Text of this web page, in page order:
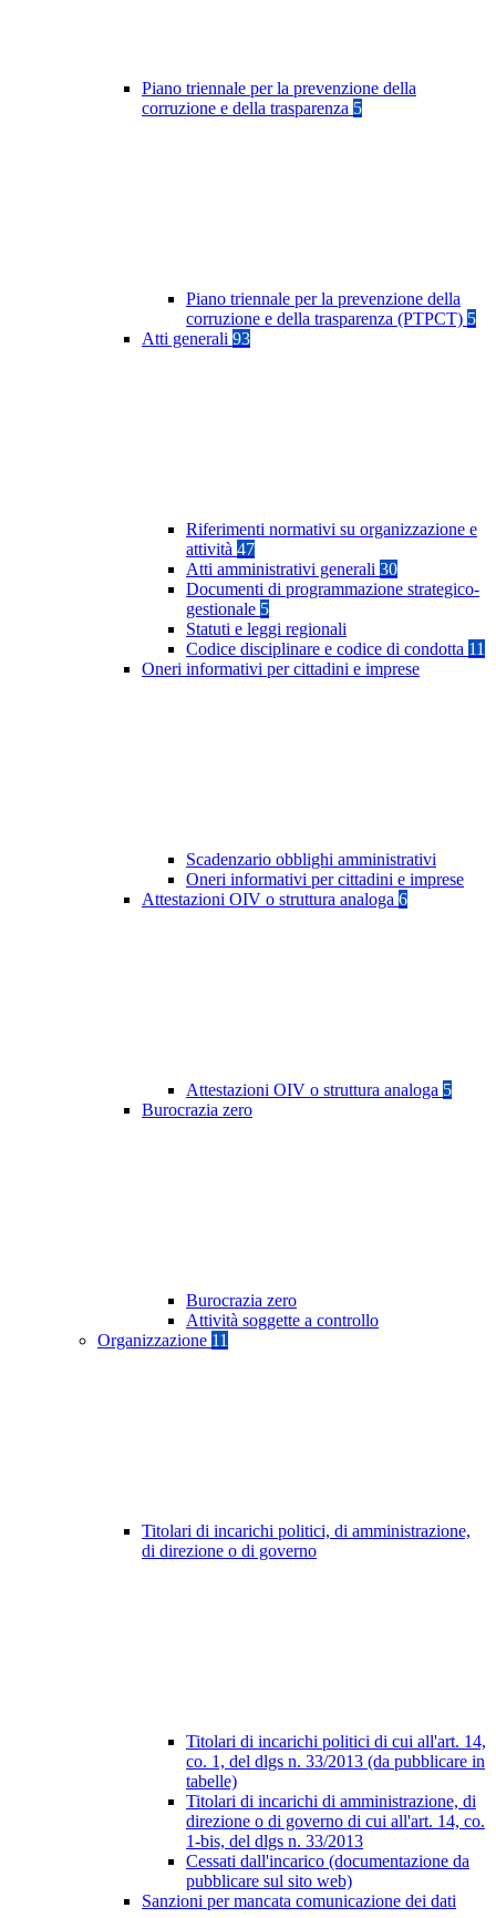
Piano triennale per la prevenzione della
corruzione e della trasparenza 5
Piano triennale per la prevenzione della
corruzione e della trasparenza (PTPCT) 5
Atti generali 93
Riferimenti normativi su organizzazione e
attività 47
Atti amministrativi generali 30
Documenti di programmazione strategico-
gestionale 5
Statuti e leggi regionali
Codice disciplinare e codice di condotta 11
Oneri informativi per cittadini e imprese
Scadenzario obblighi amministrativi
Oneri informativi per cittadini e imprese
Attestazioni OIV o struttura analoga 6
Attestazioni OIV o struttura analoga 5
Burocrazia zero
Burocrazia zero
Attività soggette a controllo
Organizzazione 11
Titolari di incarichi politici, di amministrazione,
di direzione o di governo
Titolari di incarichi politici di cui all'art. 14,
co. 1, del dlgs n. 33/2013 (da pubblicare in
tabelle)
Titolari di incarichi di amministrazione, di
direzione o di governo di cui all'art. 14, co.
1-bis, del dlgs n. 33/2013
Cessati dall'incarico (documentazione da
pubblicare sul sito web)
Sanzioni per mancata comunicazione dei dati